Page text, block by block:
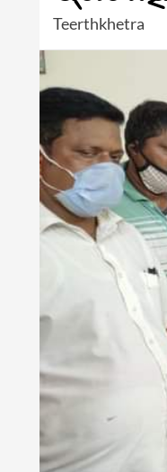
Teerthkhetra